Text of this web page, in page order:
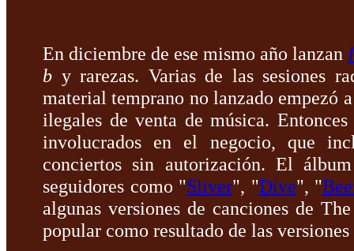
En diciembre de ese mismo año lanzan
b y rarezas. Varias de las sesiones
material temprano no lanzado empezó
ilegales de venta de música.
involucrados en el negocio, que
conciertos sin autorización. El
seguidores como "Sliver", "Dive", "
algunas versiones de canciones de
popular como resultado de las